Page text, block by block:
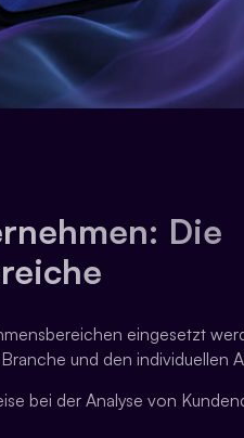
Die
eingesetzt
und den individuellen
bei der Analyse von